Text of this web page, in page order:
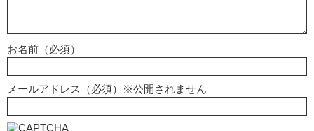
お名前（必須）
メールアドレス（必須）※公開されません